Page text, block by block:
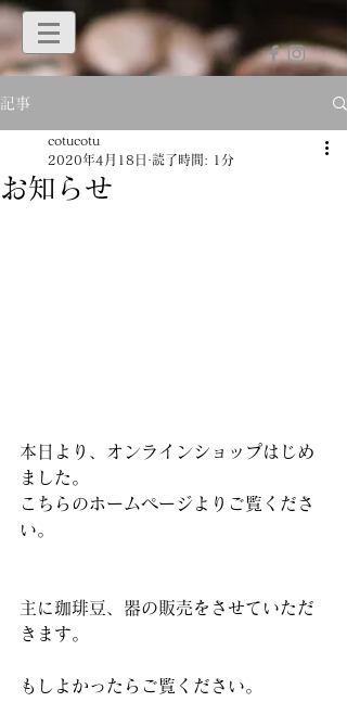
記事
お知らせ
cotucotu
2020年4月18日 読了時間: 1分
本日より、オンラインショップはじめ
ました。
こちらのホームページよりご覧くださ
い。
主に珈琲豆、器の販売をさせていただ
きます。
もしよかったらご覧ください。